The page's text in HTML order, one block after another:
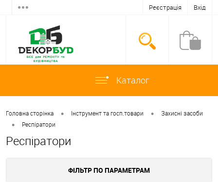
Реєстрація Вхід
Каталог
Головна сторінка • Інструмент та госп.товари • Захисні засоби
• Респіратори
Респіратори
ФІЛЬТР ПО ПАРАМЕТРАМ